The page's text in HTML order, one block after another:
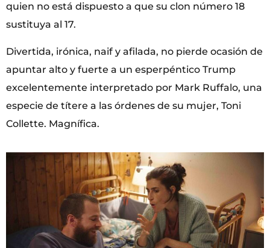
quien no está dispuesto a que su clon número 18
sustituya al 17.
Divertida, irónica, naif y afilada, no pierde ocasión de
apuntar alto y fuerte a un esperpéntico Trump
excelentemente interpretado por Mark Ruffalo, una
especie de títere a las órdenes de su mujer, Toni
Collette. Magnífica.